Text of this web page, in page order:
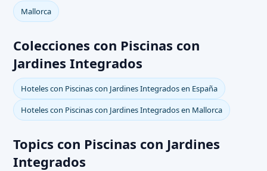
Mallorca
Colecciones con Piscinas con
Jardines Integrados
Hoteles con Piscinas con Jardines Integrados en España
Hoteles con Piscinas con Jardines Integrados en Mallorca
Topics con Piscinas con Jardines
Integrados